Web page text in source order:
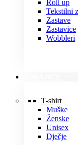
Roll up
Tekstilni
Zastave
Zastavice
Wobbleri
T-shirt
Muške
Ženske
Unisex
Dječje